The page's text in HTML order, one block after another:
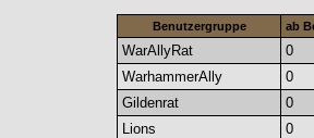
Benutzergruppe ab
WarAllyRat
0
WarhammerAlly
0
Gildenrat
0
Lions
0